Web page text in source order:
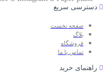
دسترسی سریع
صفحه نخست
بلاگ
فروشگاه
تماس با ما
راهنمای خرید